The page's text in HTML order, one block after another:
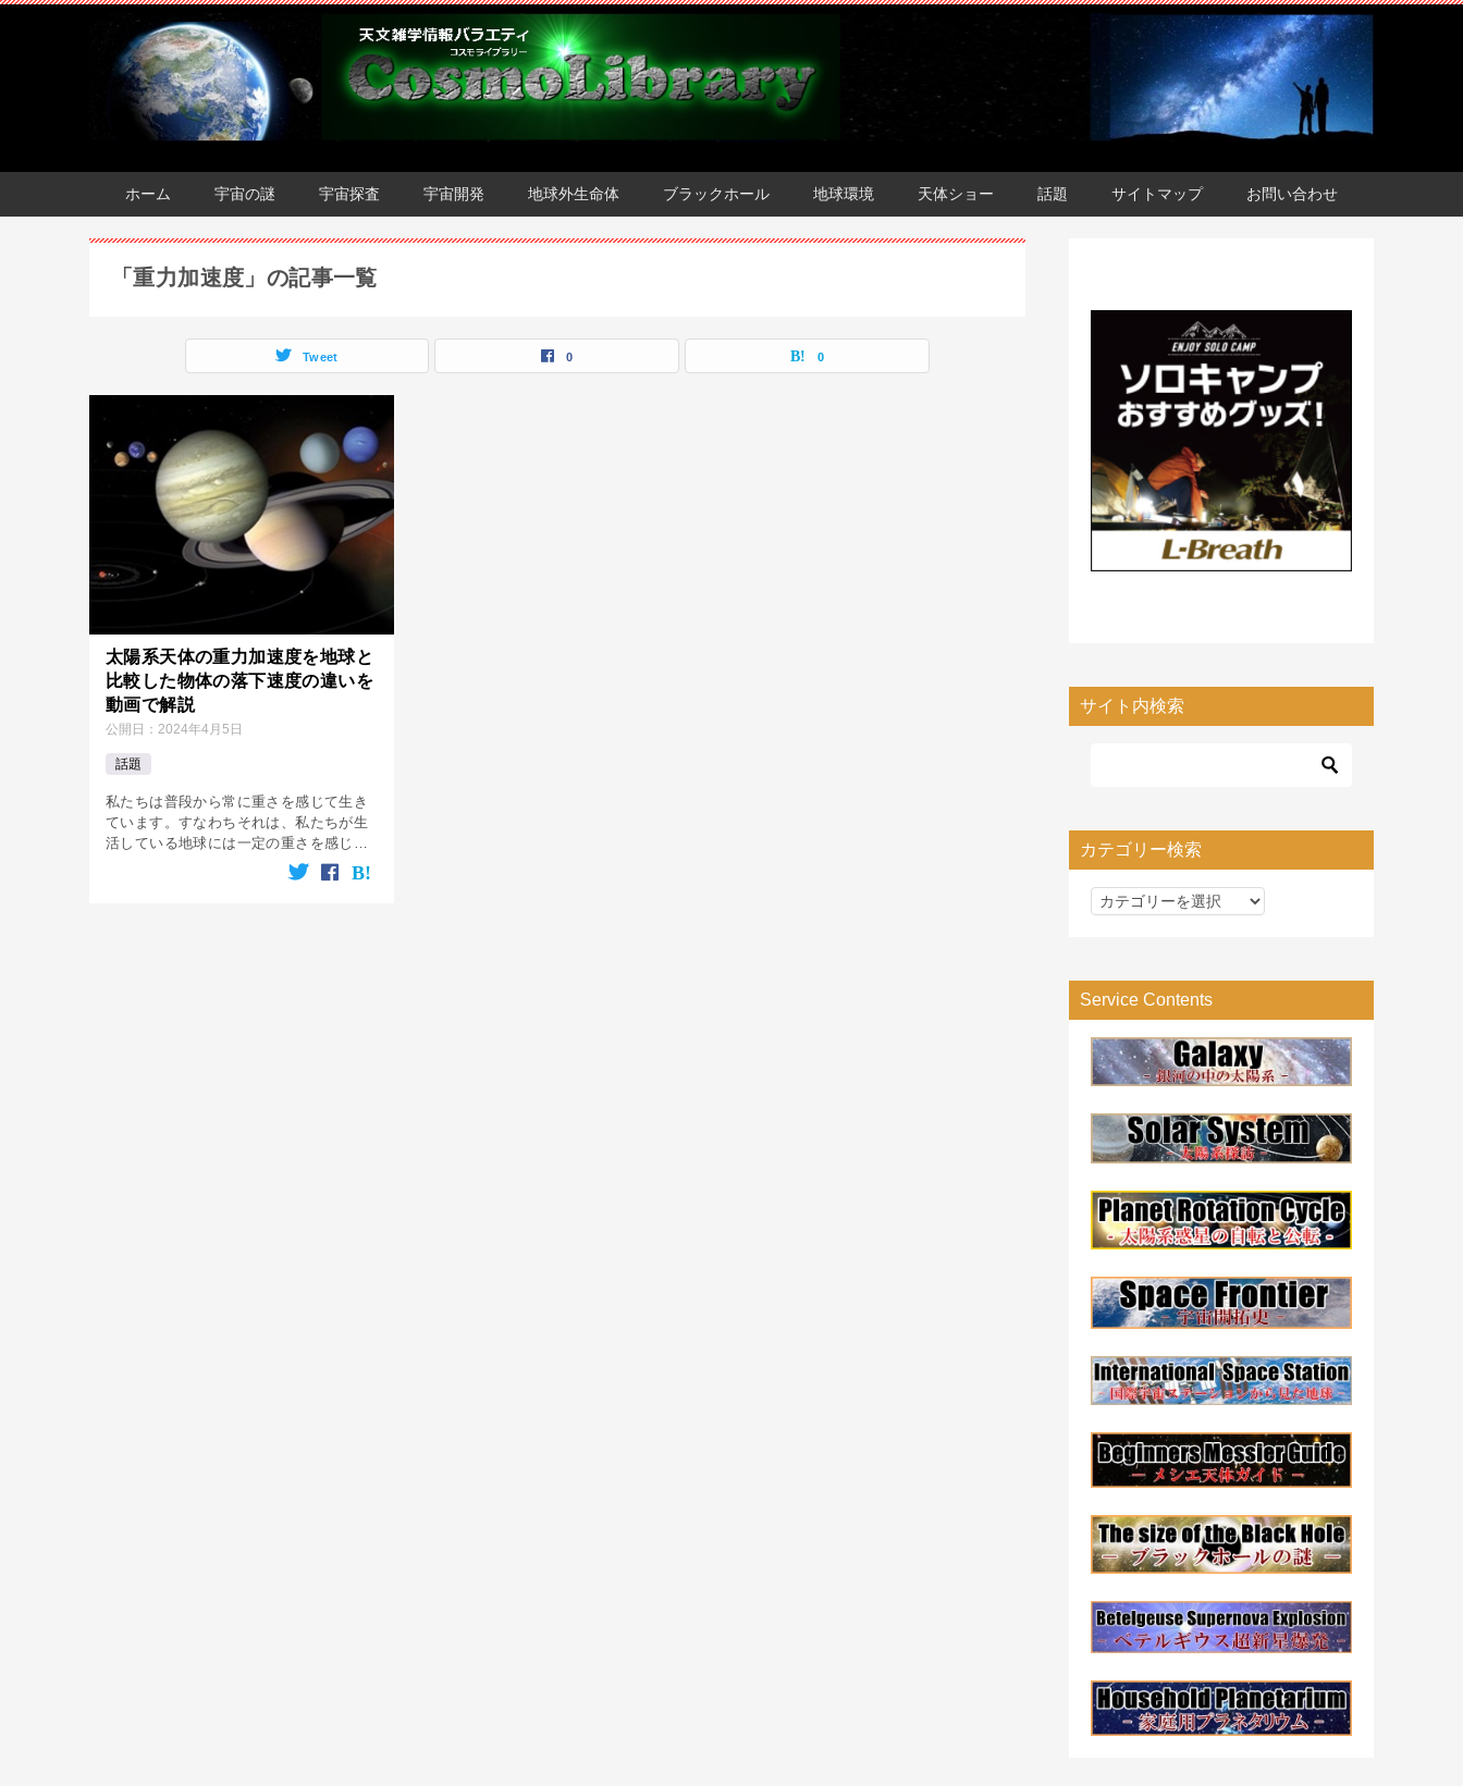
ホーム 宇宙の謎 宇宙探査 宇宙開発 地球外生命体 ブラックホール 地球環境 天体ショー 話題 サイトマップ お問い合わせ
「重力加速度」の記事一覧
Tweet 0 0
太陽系天体の重力加速度を地球と
比較した物体の落下速度の違いを
動画で解説
公開日： 2024年4月5日
話題
私たちは普段から常に重さを感じて生き
ています。すなわちそれは、私たちが生
活している地球には一定の重さを感じる
重力があるからです。 つまり、重力によ
る重さがかかった物体を落とすと、その
サイト内検索
カテゴリー検索
カ
リ
ー
検
索
Service Contents